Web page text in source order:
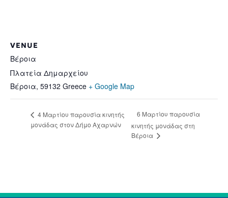
VENUE
Βέροια
Πλατεία Δημαρχείου
Βέροια, 59132 Greece + Google Map
4 Μαρτίου παρουσία κινητής
μονάδας στον Δήμο Αχαρνών
6 Μαρτίου παρουσία
κινητής μονάδας στη
Βέροια